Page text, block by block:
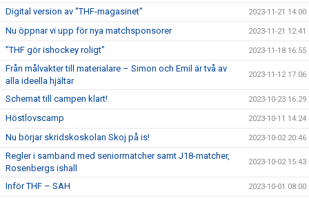
Digital version av "THF-magasinet" 2023-11-21 14:00
Nu öppnar vi upp för nya matchsponsorer 2023-11-21 12:41
”THF gör ishockey roligt" 2023-11-18 16:55
Från målvakter till materialare – Simon och Emil är två av
alla ideella hjältar
2023-11-12 17:06
Schemat till campen klart! 2023-10-23 16:29
Höstlovscamp 2023-10-11 14:24
Nu börjar skridskoskolan Skoj på is! 2023-10-02 20:46
Regler i samband med seniormatcher samt J18-matcher,
Rosenbergs ishall
2023-10-02 15:43
Inför THF – SAH 2023-10-01 08:00